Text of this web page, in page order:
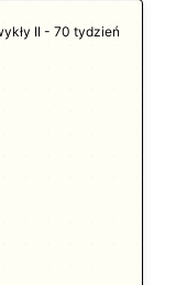
II - 70 tydzień